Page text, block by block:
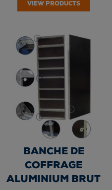
HAUTEUR 270 cm -
VIEW PRODUCTS
BANCHE DE
COFFRAGE
ALUMINIUM BRUT